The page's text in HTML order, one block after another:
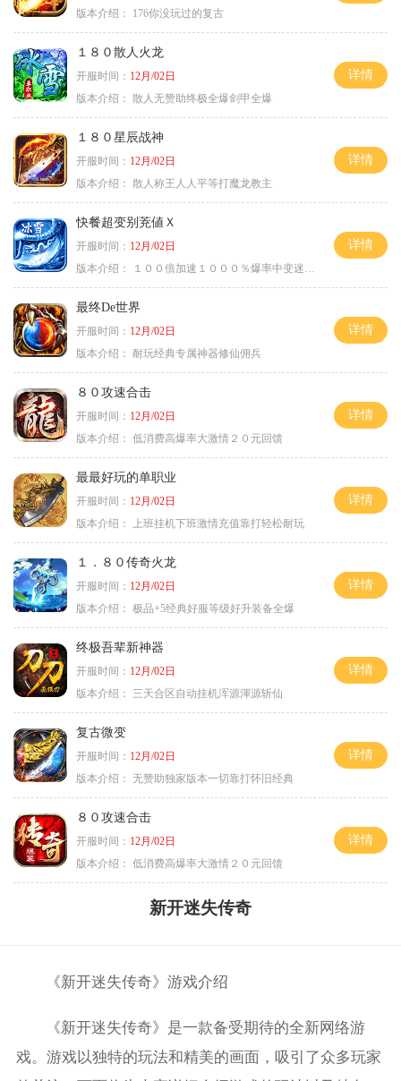
版本介绍：
176你没玩过的复古
１８０散人火龙
开服时间： 12月/02日
版本介绍： 散人无赞助终极全爆剑甲全爆
详情
１８０星辰战神
开服时间： 12月/02日
版本介绍： 散人称王人人平等打魔龙教主
详情
快餐超变别茺値Ｘ
开服时间： 12月/02日
版本介绍：
１００倍加速１０００％爆率中变迷失单职
详情
最终De世界
开服时间： 12月/02日
版本介绍： 耐玩经典专属神器修仙佣兵
详情
８０攻速合击
开服时间： 12月/02日
版本介绍： 低消费高爆率大激情２０元回馈
详情
最最好玩的单职业
开服时间： 12月/02日
版本介绍：
上班挂机下班激情充值靠打轻松耐玩
详情
１．８０传奇火龙
开服时间： 12月/02日
版本介绍： 极品+5经典好服等级好升装备全爆
详情
终极吾辈新神器
开服时间： 12月/02日
版本介绍：
三天合区自动挂机浑源渾源斩仙
详情
复古微变
开服时间： 12月/02日
版本介绍： 无赞助独家版本一切靠打怀旧经典
详情
８０攻速合击
开服时间： 12月/02日
版本介绍： 低消费高爆率大激情２０元回馈
详情
新开迷失传奇
《新开迷失传奇》游戏介绍
《新开迷失传奇》是一款备受期待的全新网络游
戏。游戏以独特的玩法和精美的画面，吸引了众多玩家